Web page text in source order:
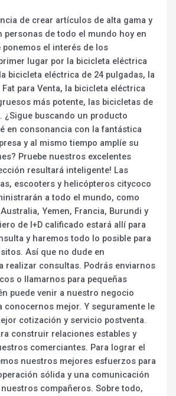
de crear artículos de alta gama y
personas de todo el mundo hoy en
el interés de los
lugar por la bicicleta eléctrica
bicicleta eléctrica de 24 pulgadas, la
para Venta, la bicicleta eléctrica
más potente, las bicicletas de
¿Sigue buscando un producto
en consonancia con la fantástica
y al mismo tiempo amplíe su
Pruebe nuestros excelentes
resultará inteligente! Las
escooters y helicópteros citycoco
a todo el mundo, como
Yemen, Francia, Burundi y
de I+D calificado estará allí para
y haremos todo lo posible para
Así que no dude en
realizar consultas. Podrás enviarnos
o llamarnos para pequeñas
puede venir a nuestro negocio
conocernos mejor. Y seguramente le
cotización y servicio postventa.
construir relaciones estables y
comerciantes. Para lograr el
nuestros mejores esfuerzos para
sólida y una comunicación
compañeros. Sobre todo,